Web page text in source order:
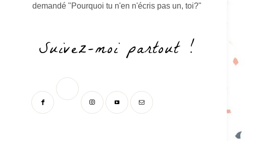
demandé "Pourquoi tu n'en n'écris pas un, toi?"
Suivez-moi partout !